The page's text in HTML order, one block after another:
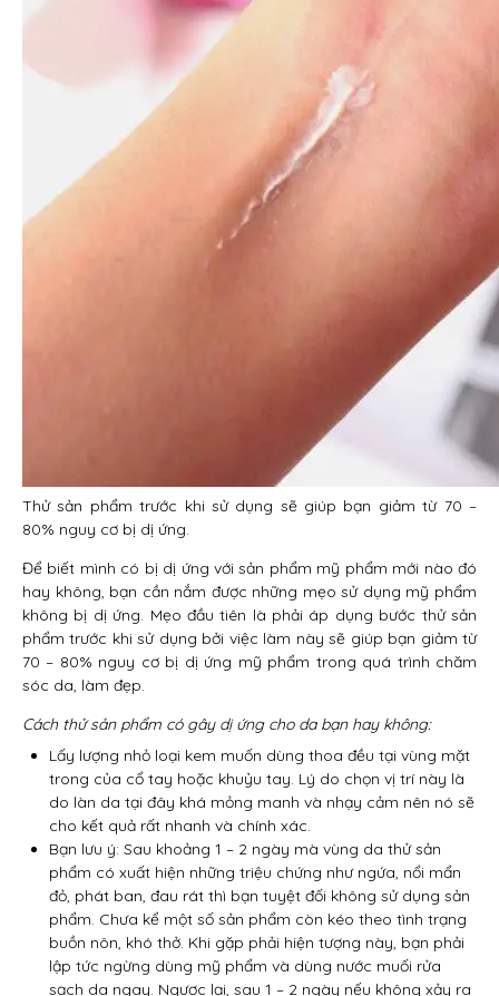
Thử sản phẩm trước khi sử dụng sẽ giúp bạn giảm từ 70 –
80% nguy cơ bị dị ứng.
Để biết mình có bị dị ứng với sản phẩm mỹ phẩm mới nào đó
hay không, bạn cần nắm được những mẹo sử dụng mỹ phẩm
không bị dị ứng. Mẹo đầu tiên là phải áp dụng bước thử sản
phẩm trước khi sử dụng bởi việc làm này sẽ giúp bạn giảm từ
70 – 80% nguy cơ bị dị ứng mỹ phẩm trong quá trình chăm
sóc da, làm đẹp.
Cách thử sản phẩm có gây dị ứng cho da bạn hay không:
Lấy lượng nhỏ loại kem muốn dùng thoa đều tại vùng mặt
trong của cổ tay hoặc khuỷu tay. Lý do chọn vị trí này là
do làn da tại đây khá mỏng manh và nhạy cảm nên nó sẽ
cho kết quả rất nhanh và chính xác.
Bạn lưu ý: Sau khoảng 1 – 2 ngày mà vùng da thử sản
phẩm có xuất hiện những triệu chứng như ngứa, nổi mẩn
đỏ, phát ban, đau rát thì bạn tuyệt đối không sử dụng sản
phẩm. Chưa kể một số sản phẩm còn kéo theo tình trạng
buồn nôn, khó thở. Khi gặp phải hiện tượng này, bạn phải
lập tức ngừng dùng mỹ phẩm và dùng nước muối rửa
sạch da ngay. Ngược lại, sau 1 – 2 ngày nếu không xảy ra